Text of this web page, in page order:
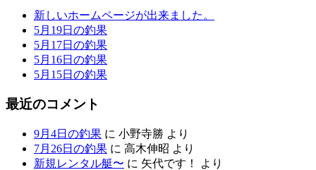
新しいホームページが出来ました。
5月19日の釣果
5月17日の釣果
5月16日の釣果
5月15日の釣果
最近のコメント
9月4日の釣果 に 小野寺勝 より
7月26日の釣果 に 高木伸昭 より
新規レンタル艇〜 に 矢代です！
より